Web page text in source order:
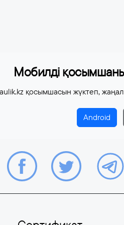
Мобилді
қосымшасын жүктеп,
Android